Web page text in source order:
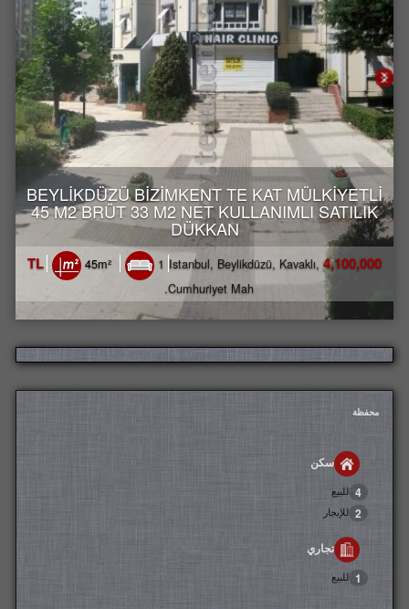
BEYLİKDÜZÜ BİZİMKENT TE KAT MÜLKİYETLİ
45 M2 BRÜT 33 M2 NET KULLANIMLI SATILIK
DÜKKAN
4,100,000 TL
45m² 1 Istanbul, Beylikdüzü, Kavaklı,
Cumhuriyet Mah.
محفظة
سكن
للبيع 4
للإيجار 2
تجاري
للبيع 1